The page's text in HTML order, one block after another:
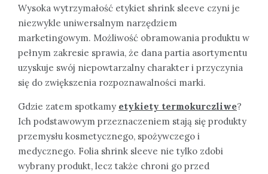
Wysoka wytrzymałość etykiet shrink sleeve czyni je
niezwykle uniwersalnym narzędziem
marketingowym. Możliwość obramowania produktu w
pełnym zakresie sprawia, że dana partia asortymentu
uzyskuje swój niepowtarzalny charakter i przyczynia
się do zwiększenia rozpoznawalności marki.
Gdzie zatem spotkamy etykiety termokurczliwe?
Ich podstawowym przeznaczeniem stają się produkty
przemysłu kosmetycznego, spożywczego i
medycznego. Folia shrink sleeve nie tylko zdobi
wybrany produkt, lecz także chroni go przed